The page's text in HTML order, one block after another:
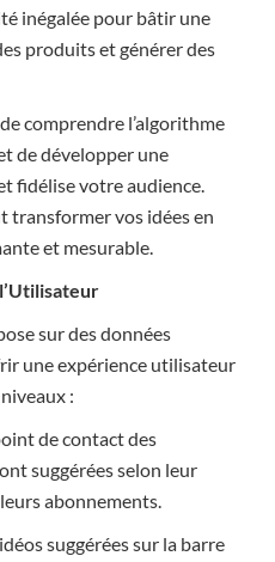
inégalée pour bâtir une
produits et générer des
comprendre l’algorithme
de développer une
fidélise votre audience.
transformer vos idées en
et mesurable.
sur des données
une expérience utilisateur
:
de contact des
suggérées selon leur
abonnements.
suggérées sur la barre